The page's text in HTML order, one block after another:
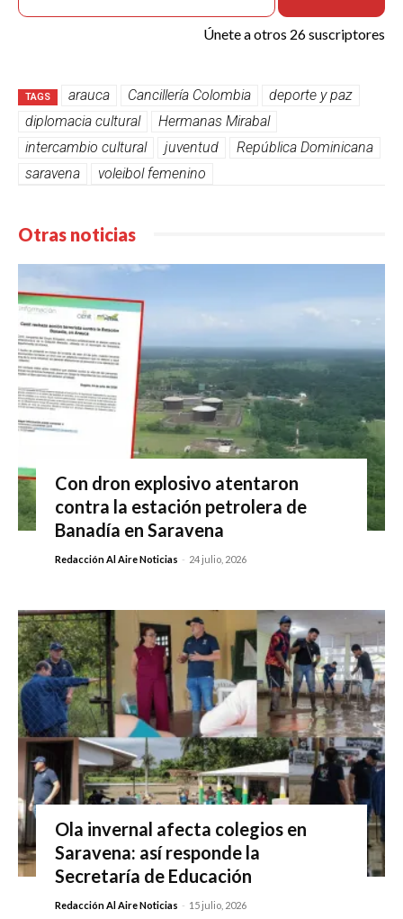
Únete a otros 26 suscriptores
TAGS arauca Cancillería Colombia
deporte y paz
diplomacia cultural
Hermanas Mirabal
intercambio cultural
juventud
República Dominicana
saravena
voleibol femenino
Otras noticias
Con dron explosivo atentaron
contra la estación petrolera de
Banadía en Saravena
Redacción Al Aire Noticias - 24 julio, 2026
Ola invernal afecta colegios en
Saravena: así responde la
Secretaría de Educación
Redacción Al Aire Noticias - 15 julio, 2026